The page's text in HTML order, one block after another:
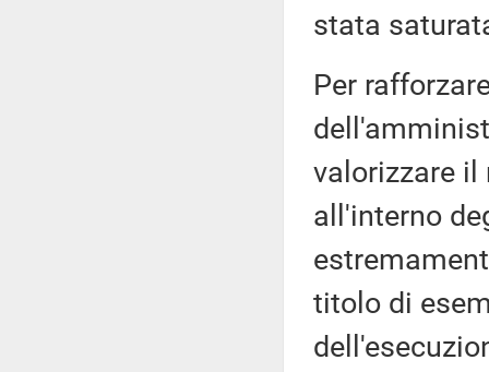
stata
Per
valorizzare il
all'interno
titolo di